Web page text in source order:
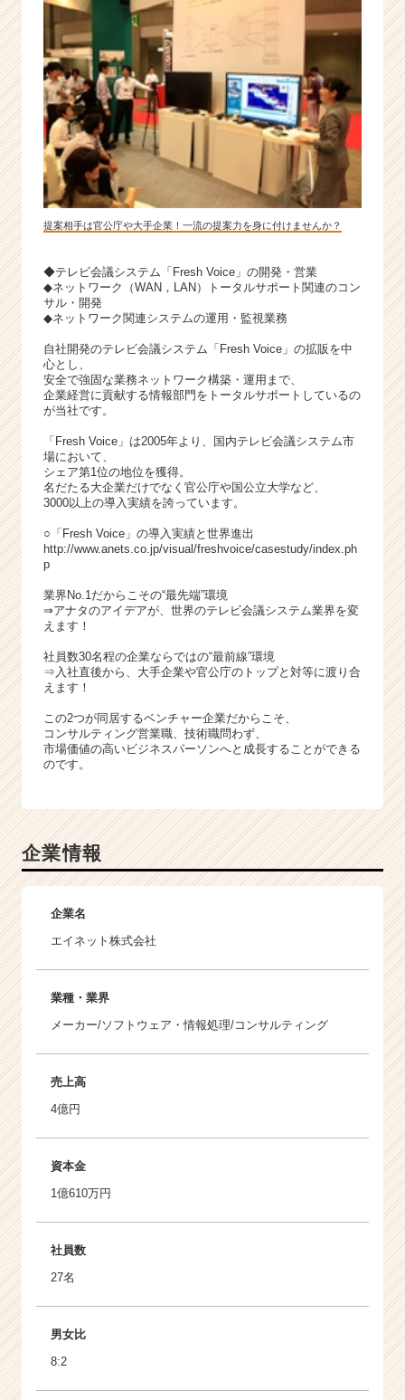
提案相手は官公庁や大手企業！一流の提案力を身に付けませんか？
◆テレビ会議システム「Fresh Voice」の開発・営業
◆ネットワーク（WAN，LAN）トータルサポート関連のコン
サル・開発
◆ネットワーク関連システムの運用・監視業務
自社開発のテレビ会議システム「Fresh Voice」の拡販を中
心とし、
安全で強固な業務ネットワーク構築・運用まで、
企業経営に貢献する情報部門をトータルサポートしているの
が当社です。
「Fresh Voice」は2005年より、国内テレビ会議システム市
場において、
シェア第1位の地位を獲得。
名だたる大企業だけでなく官公庁や国公立大学など、
3000以上の導入実績を誇っています。
○「Fresh Voice」の導入実績と世界進出
http://www.anets.co.jp/visual/freshvoice/casestudy/index.ph
p
業界No.1だからこその“最先端”環境
⇒アナタのアイデアが、世界のテレビ会議システム業界を変
えます！
社員数30名程の企業ならではの“最前線”環境
⇒入社直後から、大手企業や官公庁のトップと対等に渡り合
えます！
この2つが同居するベンチャー企業だからこそ、
コンサルティング営業職、技術職問わず、
市場価値の高いビジネスパーソンへと成長することができる
のです。
企業情報
企業名
エイネット株式会社
業種・業界
メーカー/ソフトウェア・情報処理/コンサルティング
売上高
4億円
資本金
1億610万円
社員数
27名
男女比
8:2